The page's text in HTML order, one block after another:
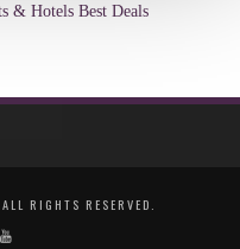
& Hotels Best Deals
RIGHTS RESERVED.